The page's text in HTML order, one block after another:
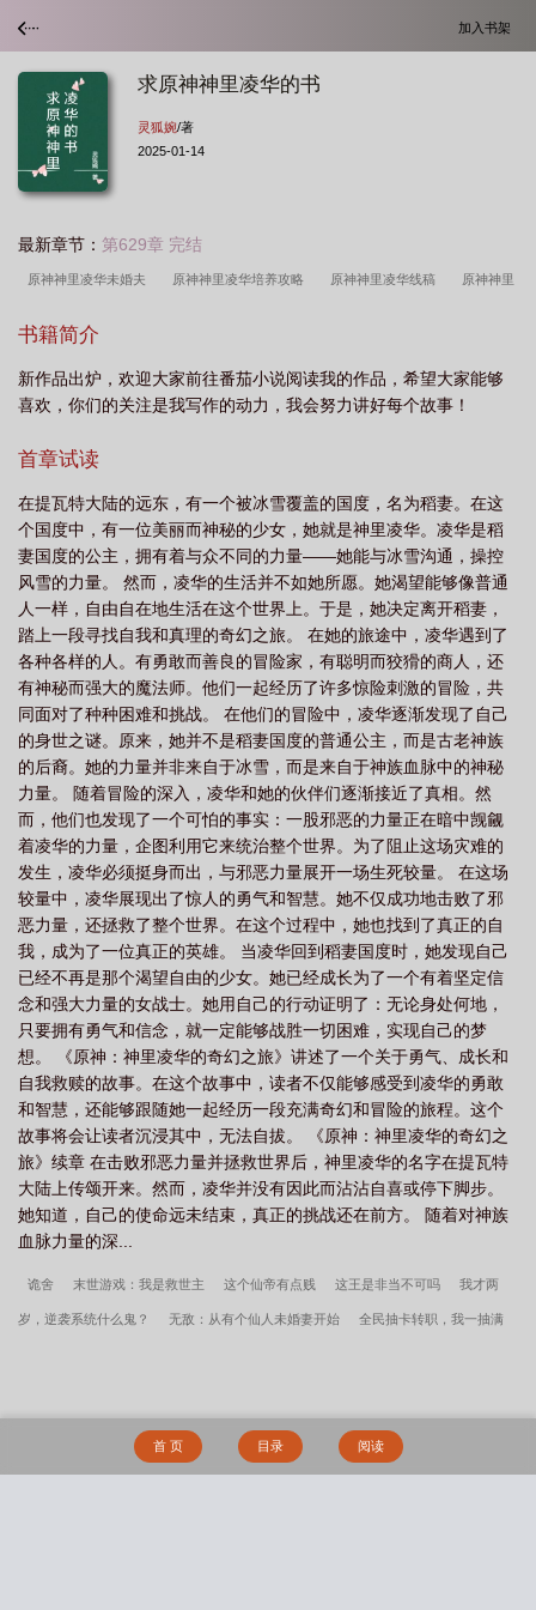
加入书架
求原神神里凌华的书
灵狐婉/著
2025-01-14
最新章节： 第629章 完结
原神神里凌华未婚夫 原神神里凌华培养攻略 原神神里凌华线稿 原神神里
强度 原神神里凌华的突破材料
凌华用什么武器好 原神绫华怎么样 原神神里凌华技能 原神神里凌华在
哪 原神神里凌华搭配 原神神里绫华的 原神神里绫华是主c吗
凌华培养 原神神里绫华用什么武器好
器 原神神里绫华的武器 求原神神里凌华的书 灵狐婉 原神神里凌华
cv 原神神里凌华的传说任务 原神神里凌华强吗 原神神里凌华的武
器 神里凌华的圣遗物在哪刷 原神神里凌华教学 原神神里凌华剧情 神里
凌华 原神凌华的人物设定 元神神里凌华什么时候出 原神神里凌华和
魈 原神 神里凌华的武器 原神神里凌华圣遗物在哪刷 原神神里凌华是什么
属性 原神凌华怎么样 原神神里凌华带什么圣遗物 元神神里凌华 元神角
色神里凌华 原神中神里凌华 原神的神里绫华 原神神里凌华强度 原神神
里凌华角色演示 原神神里凌华几星 原神神里凌华 原神神里绫华技能
神神里凌华是主c吗 原神 绫华 原神神里绫华的传说任务 原神神里绫华
书籍简介
新作品出炉，欢迎大家前往番茄小说阅读我的作品，希望大家能够
喜欢，你们的关注是我写作的动力，我会努力讲好每个故事！
首章试读
在提瓦特大陆的远东，有一个被冰雪覆盖的国度，名为稻妻。在这
个国度中，有一位美丽而神秘的少女，她就是神里凌华。凌华是稻
妻国度的公主，拥有着与众不同的力量——她能与冰雪沟通，操控
风雪的力量。 然而，凌华的生活并不如她所愿。她渴望能够像普通
人一样，自由自在地生活在这个世界上。于是，她决定离开稻妻，
踏上一段寻找自我和真理的奇幻之旅。 在她的旅途中，凌华遇到了
各种各样的人。有勇敢而善良的冒险家，有聪明而狡猾的商人，还
有神秘而强大的魔法师。他们一起经历了许多惊险刺激的冒险，共
同面对了种种困难和挑战。 在他们的冒险中，凌华逐渐发现了自己
的身世之谜。原来，她并不是稻妻国度的普通公主，而是古老神族
的后裔。她的力量并非来自于冰雪，而是来自于神族血脉中的神秘
力量。 随着冒险的深入，凌华和她的伙伴们逐渐接近了真相。然
而，他们也发现了一个可怕的事实：一股邪恶的力量正在暗中觊觎
着凌华的力量，企图利用它来统治整个世界。为了阻止这场灾难的
发生，凌华必须挺身而出，与邪恶力量展开一场生死较量。 在这场
较量中，凌华展现出了惊人的勇气和智慧。她不仅成功地击败了邪
恶力量，还拯救了整个世界。在这个过程中，她也找到了真正的自
我，成为了一位真正的英雄。 当凌华回到稻妻国度时，她发现自己
已经不再是那个渴望自由的少女。她已经成长为了一个有着坚定信
念和强大力量的女战士。她用自己的行动证明了：无论身处何地，
只要拥有勇气和信念，就一定能够战胜一切困难，实现自己的梦
想。 《原神：神里凌华的奇幻之旅》讲述了一个关于勇气、成长和
自我救赎的故事。在这个故事中，读者不仅能够感受到凌华的勇敢
和智慧，还能够跟随她一起经历一段充满奇幻和冒险的旅程。这个
故事将会让读者沉浸其中，无法自拔。 《原神：神里凌华的奇幻之
旅》续章 在击败邪恶力量并拯救世界后，神里凌华的名字在提瓦特
大陆上传颂开来。然而，凌华并没有因此而沾沾自喜或停下脚步。
她知道，自己的使命远未结束，真正的挑战还在前方。 随着对神族
血脉力量的深...
诡舍 末世游戏：我是救世主 这个仙帝有点贱 这王是非当不可吗 我才两
岁，逆袭系统什么鬼？ 无敌：从有个仙人未婚妻开始 全民抽卡转职，我一抽满
神豪：开局高考，走向人生巅峰 高武：无限分身，开局撑死S异兽
首 页 目录 阅读